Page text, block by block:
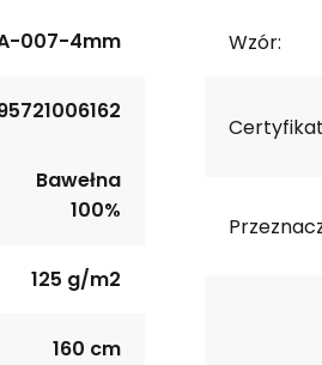
007-4mm
Bawełna
100%
125 g/m2
160 cm
Wzór: